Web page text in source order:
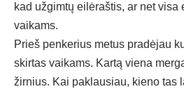
kad užgimtų eilėraštis, ar net visa
vaikams.
Prieš penkerius metus pradėjau
skirtas vaikams. Kartą viena
žirnius. Kai paklausiau, kieno tas